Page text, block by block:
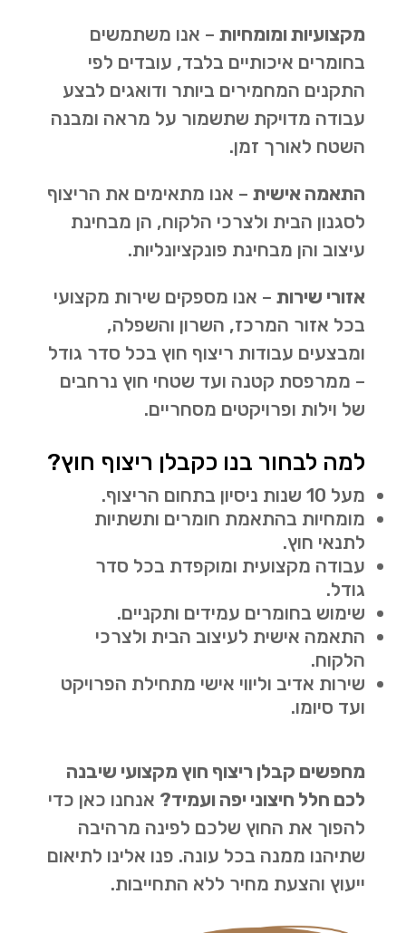
מקצועיות ומומחיות– אנו משתמשים
בחומרים איכותיים בלבד, עובדים לפי
התקנים המחמירים ביותר ודואגים לבצע
עבודה מדויקת שתשמור על מראה ומבנה
השטח לאורך זמן.
התאמה אישית– אנו מתאימים את הריצוף
לסגנון הבית ולצרכי הלקוח, הן מבחינת
עיצוב והן מבחינת פונקציונליות.
אזורי שירות– אנו מספקים שירות מקצועי
בכל אזור המרכז, השרון והשפלה,
ומבצעים עבודות ריצוף חוץ בכל סדר גודל
– ממרפסת קטנה ועד שטחי חוץ נרחבים
של וילות ופרויקטים מסחריים.
למה לבחור בנו כקבלן ריצוף חוץ?
מעל 10 שנות ניסיון בתחום הריצוף.
מומחיות בהתאמת חומרים ותשתיות
לתנאי חוץ.
עבודה מקצועית ומוקפדת בכל סדר
גודל.
שימוש בחומרים עמידים ותקניים.
התאמה אישית לעיצוב הבית ולצרכי
הלקוח.
שירות אדיב וליווי אישי מתחילת הפרויקט
ועד סיומו.
מחפשים קבלן ריצוף חוץ מקצועי שיבנה
לכם חלל חיצוני יפה ועמיד? אנחנו כאן כדי
להפוך את החוץ שלכם לפינה מרהיבה
שתיהנו ממנה בכל עונה. פנו אלינו לתיאום
ייעוץ והצעת מחיר ללא התחייבות.